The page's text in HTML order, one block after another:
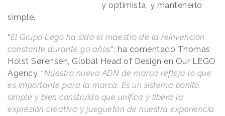
y optimista, y mantenerlo
simple.
“El Grupo Lego ha sido el maestro de la reinvención
constante durante 90 años”; ha comentado Thomas
Holst Sørensen, Global Head of Design en Our LEGO
Agency. “Nuestro nuevo ADN de marca refleja lo que
es importante para la marca. Es un sistema bonito,
simple y bien construido que unifica y libera la
expresión creativa y jueguetón de nuestra experiencia